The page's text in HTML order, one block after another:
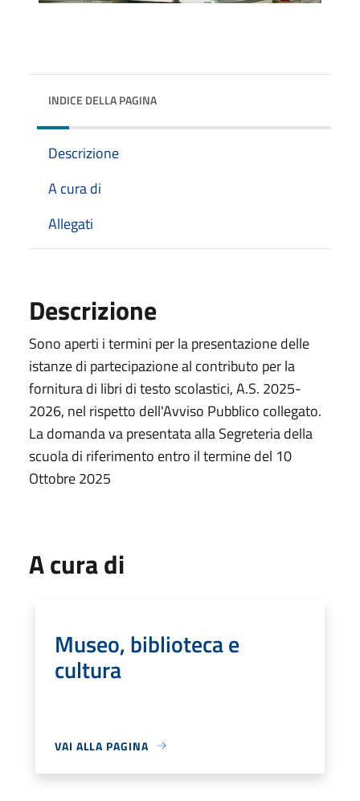
INDICE DELLA PAGINA
Descrizione
A cura di
Allegati
Descrizione
Sono aperti i termini per la presentazione delle
istanze di partecipazione al contributo per la
fornitura di libri di testo scolastici, A.S. 2025-
2026, nel rispetto dell'Avviso Pubblico collegato.
La domanda va presentata alla Segreteria della
scuola di riferimento entro il termine del 10
Ottobre 2025
A cura di
Museo, biblioteca e
cultura
VAI ALLA PAGINA